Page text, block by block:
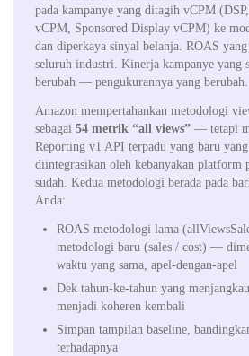
pada kampanye yang ditagih vCPM
vCPM, Sponsored Display vCPM) ke
dan diperkaya sinyal belanja. ROAS
seluruh industri. Kinerja kampanye yang
berubah — pengukurannya yang berubah.
Amazon mempertahankan metodologi
sebagai 54 metrik “all views” — tetapi
Reporting v1 API terpadu yang baru
diintegrasikan oleh kebanyakan platform
sudah. Kedua metodologi berada pada
Anda:
ROAS metodologi lama
metodologi baru (sales / cost) —
waktu yang sama, apel-dengan-apel
Dek tahun-ke-tahun yang
menjadi koheren kembali
Simpan tampilan baseline,
terhadapnya